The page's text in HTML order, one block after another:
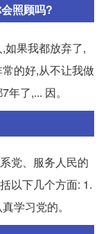
照顾吗?
如果我都放弃了,
的好,从不让我做
了,... 因。
党、服务人民的
以下几个方面: 1.
学习党的。